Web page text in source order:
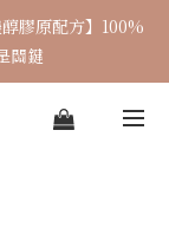
追加出貨中
膠原配方】100%
關鍵